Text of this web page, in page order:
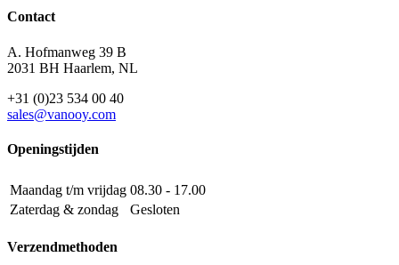
Contact
A. Hofmanweg 39 B
2031 BH Haarlem, NL
+31 (0)23 534 00 40
sales@vanooy.com
Openingstijden
Maandag t/m vrijdag 08.30 - 17.00
Zaterdag & zondag
Gesloten
Verzendmethoden